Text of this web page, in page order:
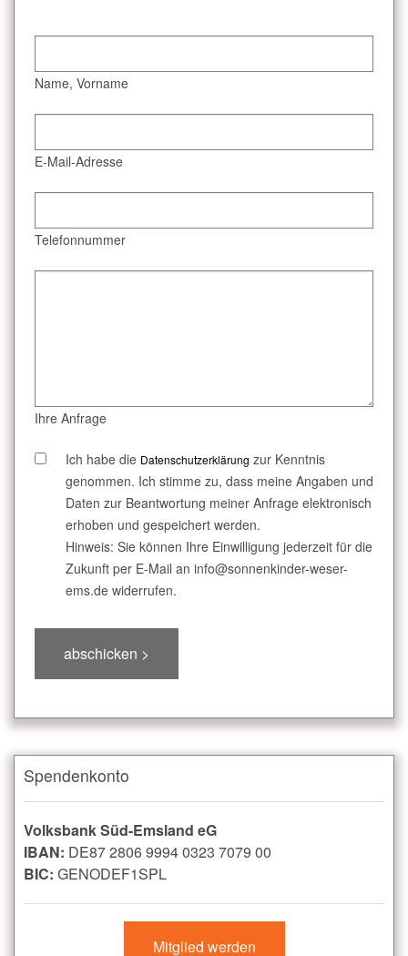
Name, Vorname
E-Mail-Adresse
Telefonnummer
Ihre Anfrage
Ich habe die Datenschutzerklärung zur Kenntnis
genommen. Ich stimme zu, dass meine Angaben und
Daten zur Beantwortung meiner Anfrage elektronisch
erhoben und gespeichert werden.
Hinweis: Sie können Ihre Einwilligung jederzeit für die
Zukunft per E-Mail an info@sonnenkinder-weser-
ems.de widerrufen.
Spendenkonto
Volksbank Süd-Emsland eG
IBAN: DE87 2806 9994 0323 7079 00
BIC: GENODEF1SPL
Mitglied werden